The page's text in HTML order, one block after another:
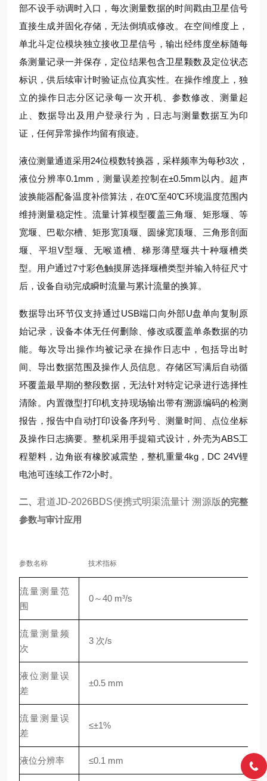
部不设手动调时入口，每次测量数据的时间戳由卫星信号
直接生成并固化存储，无法倒填或修改。在空间维度上，
单北斗定位模块独立接收卫星信号，输出经纬度坐标随每
条测量记录一并保存，定位结果包含卫星颗数及定位状态
标识，供后续审计时验证点位真实性。在操作维度上，独
立的操作日志分区记录每一次开机、参数修改、测量起
止、数据导出及用户登录行为，日志与测量数据互为印
证，任何异常操作均留有痕迹。
液位测量通道采用24位模数转换器，采样频率为每秒3次，
液位分辨率0.1mm，测量误差控制在±0.5mm以内。超声
波换能器配备温度补偿算法，在0℃至40℃环境温度范围内
维持测量稳定性。流量计算模型覆盖三角堰、矩形堰、等
宽堰、巴歇尔槽、矩形宽顶堰、圆缘宽顶堰、三角形剖面
堰、平坦V型堰、无喉道槽、梯形薄壁堰共十种堰槽类
型。用户通过7寸彩色触摸屏选择堰槽类型并输入特征尺寸
后，设备自动完成瞬时流量与累计流量的换算。
数据导出环节仅支持通过USB端口向外部U盘单向复制原
始记录，设备本体无任何删除、修改或覆盖单条数据的功
能。每次导出操作均被记录在操作日志中，包括导出时
间、导出数据范围及操作人员信息。存储区写满后自动循
环覆盖最早期的整段数据，无法针对特定记录进行选择性
清除。内置微型打印机支持现场输出带有溯源编码的检测
报告，报告中自动打印设备序列号、测量时间、点位坐标
及操作日志摘要。整机采用手提箱式设计，外壳为ABS工
程塑料，边角嵌有橡胶减震垫，整机重量4kg，DC 24V锂
电池可连续工作72小时。
二、 君道JD-2026BDS便携式明渠流量计 溯源版的完整
参数与审计应用
参数名称 技术指标
流量测量范
围
0～40 m³/s
流量测量频
次
3 次/s
液位测量误
差
±0.5 mm
流量测量误
差
≤±1%
液位分辨率 ≤0.1 mm